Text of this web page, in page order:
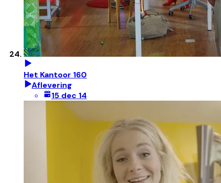
Het Kantoor 160
Aflevering
15 dec 14